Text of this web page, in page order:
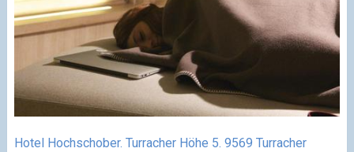
Hotel Hochschober. Turracher Höhe 5. 9569 Turracher